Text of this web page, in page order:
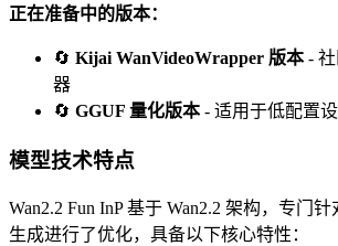
正在准备中的版本：
🔄 Kijai WanVideoWrapper 版本- 社
器
🔄 GGUF 量化版本- 适用于低配置
模型技术特点
Wan2.2 Fun InP 基于 Wan2.2 架构，专门
生成进行了优化，具备以下核心特性：